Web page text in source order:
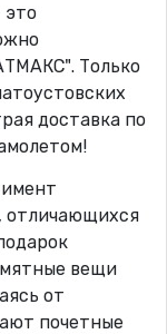
Только
доставка по
отличающихся
вещи
от
почетные